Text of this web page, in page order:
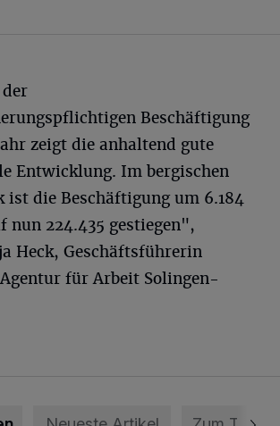
Beschäftigung
zeigt die anhaltend gute
Entwicklung. Im bergischen
ist die Beschäftigung um 6.184
nun 224.435 gestiegen",
Heck, Geschäftsführerin
für Arbeit Solingen-